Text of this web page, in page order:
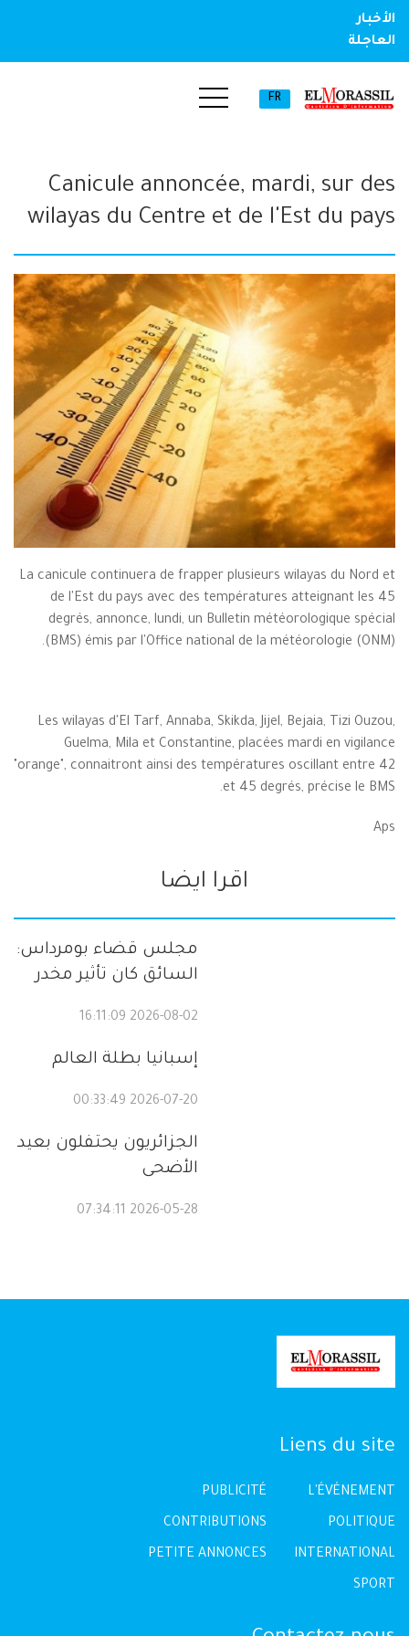
الأخبار
العاجلة
FR
Canicule annoncée, mardi, sur des
wilayas du Centre et de l'Est du pays
La canicule continuera de frapper plusieurs wilayas du Nord et
de l'Est du pays avec des températures atteignant les 45
degrés, annonce, lundi, un Bulletin météorologique spécial
(BMS) émis par l'Office national de la météorologie (ONM).
Les wilayas d'El Tarf, Annaba, Skikda, Jijel, Bejaia, Tizi Ouzou,
Guelma, Mila et Constantine, placées mardi en vigilance
"orange", connaitront ainsi des températures oscillant entre 42
et 45 degrés, précise le BMS.
Aps
اقرا ايضا
مجلس قضاء بومرداس:
السائق كان تأثير مخدر
2026-08-02 16:11:09
إسبانيا بطلة العالم
2026-07-20 00:33:49
الجزائريون يحتفلون بعيد
الأضحى
2026-05-28 07:34:11
Liens du site
L'ÉVÉNEMENT
POLITIQUE
INTERNATIONAL
SPORT
PUBLICITÉ
CONTRIBUTIONS
PETITE ANNONCES